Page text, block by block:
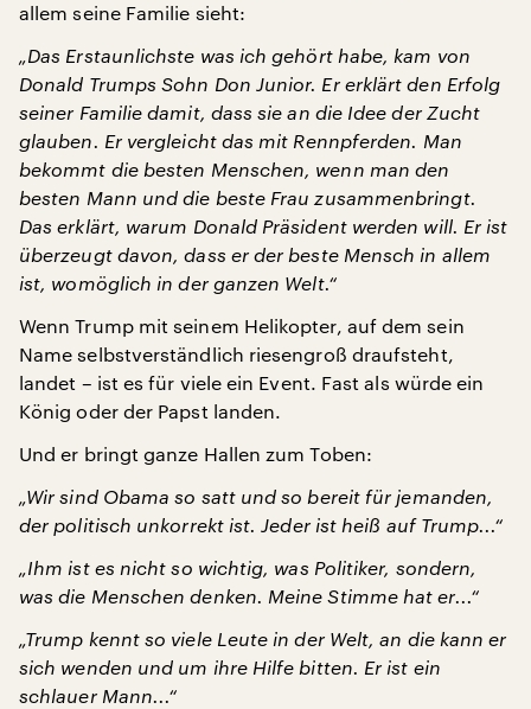
allem seine Familie sieht:
„Das Erstaunlichste was ich gehört habe, kam von
Donald Trumps Sohn Don Junior. Er erklärt den Erfolg
seiner Familie damit, dass sie an die Idee der Zucht
glauben. Er vergleicht das mit Rennpferden. Man
bekommt die besten Menschen, wenn man den
besten Mann und die beste Frau zusammenbringt.
Das erklärt, warum Donald Präsident werden will. Er ist
überzeugt davon, dass er der beste Mensch in allem
ist, womöglich in der ganzen Welt.“
Wenn Trump mit seinem Helikopter, auf dem sein
Name selbstverständlich riesengroß draufsteht,
landet – ist es für viele ein Event. Fast als würde ein
König oder der Papst landen.
Und er bringt ganze Hallen zum Toben:
„Wir sind Obama so satt und so bereit für jemanden,
der politisch unkorrekt ist. Jeder ist heiß auf Trump...“
„Ihm ist es nicht so wichtig, was Politiker, sondern,
was die Menschen denken. Meine Stimme hat er...“
„Trump kennt so viele Leute in der Welt, an die kann er
sich wenden und um ihre Hilfe bitten. Er ist ein
schlauer Mann...“